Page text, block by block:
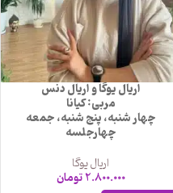
اریال یوگا و اریال دنس
مربی: کیانا
چهار شنبه، پنج شنبه، جمعه
چهارجلسه
اریال یوگا
2.800.000تومان